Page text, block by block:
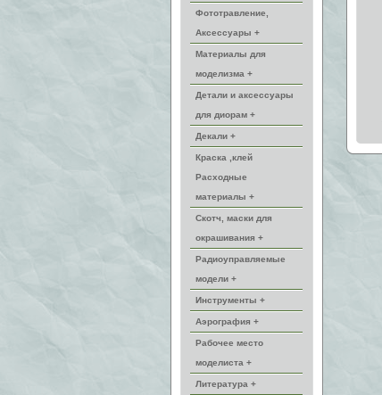
Фототравление,
Аксессуары +
Материалы для
моделизма +
Детали и аксессуары
для диорам +
Декали +
Краска ,клей
Расходные
материалы +
Скотч, маски для
окрашивания +
Радиоуправляемые
модели +
Инструменты +
Аэрография +
Рабочее место
моделиста +
Литература +